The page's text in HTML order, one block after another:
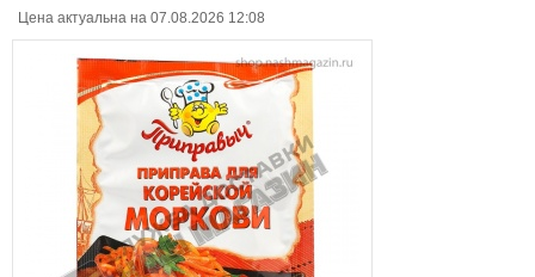
Цена актуальна на 07.08.2026 12:08